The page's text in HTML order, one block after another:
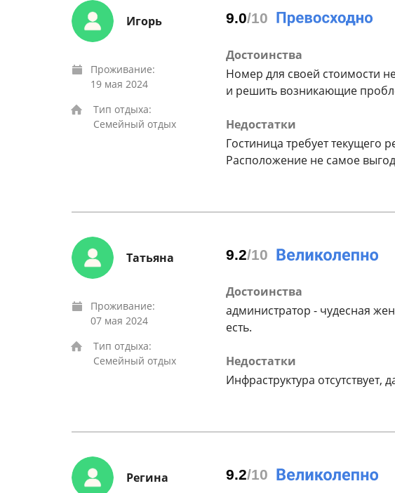
Игорь
Проживание:
19 мая 2024
Тип отдыха:
Семейный отдых
9.0/10
Достоинства
Номер для своей стоимости
и решить возникающие
Недостатки
Гостиница требует текущего
Расположение не самое
Татьяна
Проживание:
07 мая 2024
Тип отдыха:
Семейный отдых
9.2/10
Достоинства
администратор - чудесная
есть.
Недостатки
Инфраструктура отсутствует,
Регина 9.2/10